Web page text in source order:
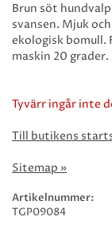
Brun söt
svansen. Mjuk
ekologisk bomull.
maskin 20 grader.
Tyvärr ingår inte
Till butikens
Sitemap »
Artikelnummer:
TGP09084